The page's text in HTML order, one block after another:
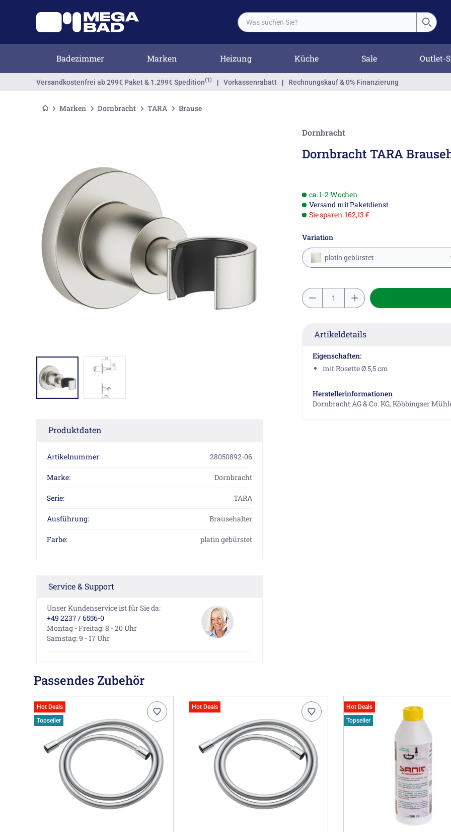
Badezimmer Marken Heizung Küche Sale Outlet-
Versandkostenfrei ab 299€ Paket & 1.299€ Spedition(1) | Vorkassenrabatt | Rechnungskauf & 0% Finanzierung
Marken Dornbracht TARA Brause
Produktdaten
Artikelnummer: 28050892-06
Marke: Dornbracht
Serie: TARA
Ausführung: Brausehalter
Farbe: platin gebürstet
Service & Support
Unser Kundenservice ist für Sie da:
+49 2237 / 6556-0
Montag - Freitag: 8 - 20 Uhr
Samstag: 9 - 17 Uhr
Dornbracht
Dornbracht TARA
ca. 1-2 Wochen
Versand mit Paketdienst
Sie sparen: 162,13 €
Variation
platin gebürstet
Artikeldetails
Eigenschaften:
mit Rosette Ø 5,5 cm
Herstellerinformationen
Dornbracht AG & Co. KG, Köbbingser
Passendes Zubehör
Hot Deals
Topseller
Hot Deals
Hot Deals
Topseller